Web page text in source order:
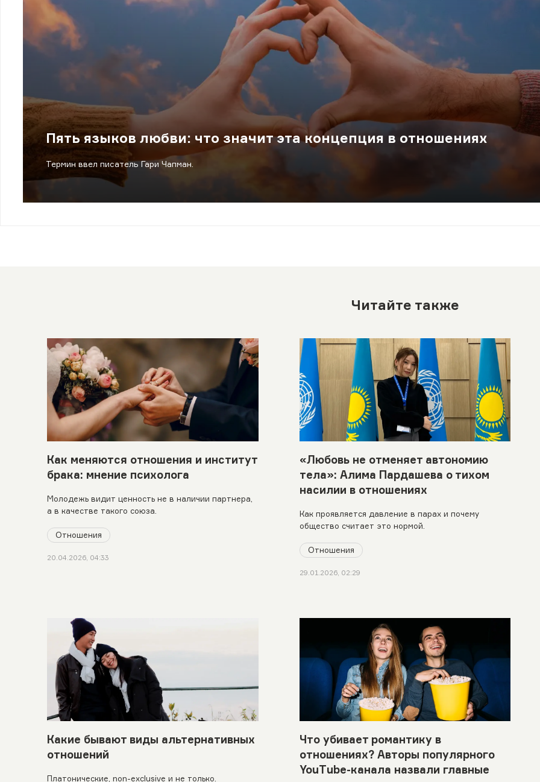
Пять языков любви: что значит эта концепция в отношениях
Термин ввел писатель Гари Чапман.
Читайте также
Как меняются отношения и институт
брака: мнение психолога
Молодежь видит ценность не в наличии партнера,
а в качестве такого союза.
Отношения
20.04.2026, 04:33
«Любовь не отменяет автономию
тела»: Алима Пардашева о тихом
насилии в отношениях
Как проявляется давление в парах и почему
общество считает это нормой.
Отношения
29.01.2026, 02:29
Какие бывают виды альтернативных
отношений
Платонические, non-exclusive и не только.
Что убивает романтику в
отношениях? Авторы популярного
YouTube-канала назвали главные